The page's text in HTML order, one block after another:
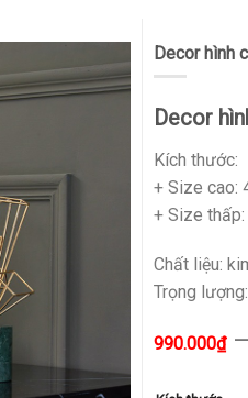
Decor hình
Decor
Kích thước:
+ Size cao:
+ Size
Chất liệu:
Trọng
990.000₫–